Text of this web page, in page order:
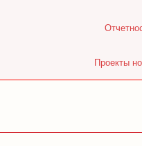
Проекты